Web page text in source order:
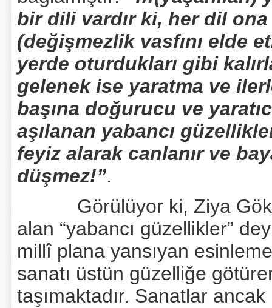
bir dili vardır ki, her dil
(değişmezlik vasfını elde
yerde oturdukları gibi
gelenek ise yaratma ve
başına doğurucu ve
aşılanan yabancı
feyiz alarak canlanır ve
düşmez!”.
Görülüyor ki, Ziya
alan “yabancı güzellikler”
millî plana yansıyan
sanatı üstün güzelliğe
taşımaktadır. Sanatlar